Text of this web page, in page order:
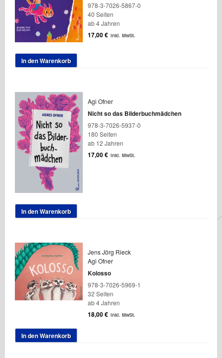
978-3-7026-5867-0
40 Seiten
ab 4 Jahren
17,00€ inkl. MwSt.
In den Warenkorb
Agi Ofner
Nicht so das Bilderbuchmädchen
978-3-7026-5937-0
180 Seiten
ab 12 Jahren
17,00€ inkl. MwSt.
In den Warenkorb
Jens Jörg Rieck
Agi Ofner
Kolosso
978-3-7026-5969-1
32 Seiten
ab 4 Jahren
18,00€ inkl. MwSt.
In den Warenkorb